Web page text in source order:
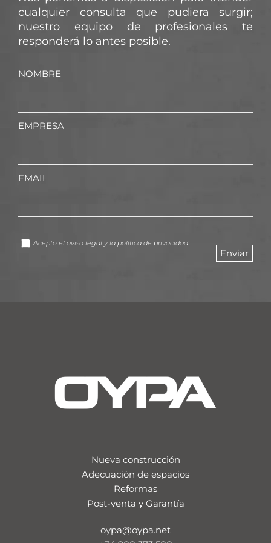
cualquier consulta que pudiera surgir;
nuestro equipo de profesionales te
responderá lo antes posible.
NOMBRE
EMPRESA
EMAIL
Acepto el aviso legal y la política de privacidad
Nueva construcción
Adecuación de espacios
Reformas
Post-venta y Garantía
oypa@oypa.net